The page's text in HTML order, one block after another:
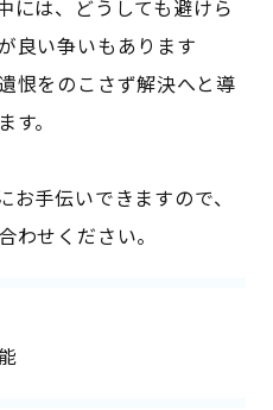
には、どうしても避けら
良い争いもあります
恨をのこさず解決へと導
。
手伝いできますので、
わせください。